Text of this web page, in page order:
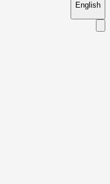
English